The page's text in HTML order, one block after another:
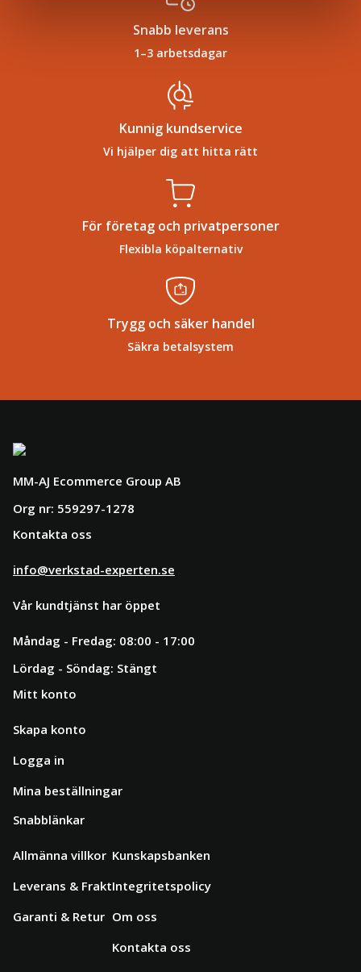
Snabb leverans
1–3 arbetsdagar
Kunnig kundservice
Vi hjälper dig att hitta rätt
För företag och privatpersoner
Flexibla köpalternativ
Trygg och säker handel
Säkra betalsystem
MM-AJ Ecommerce Group AB
Org nr: 559297-1278
Kontakta oss
info@verkstad-experten.se
Vår kundtjänst har öppet
Måndag - Fredag: 08:00 - 17:00
Lördag - Söndag: Stängt
Mitt konto
Skapa konto
Logga in
Mina beställningar
Snabblänkar
Allmänna villkor
Leverans & Frakt
Garanti & Retur
Kunskapsbanken
Integritetspolicy
Om oss
Kontakta oss